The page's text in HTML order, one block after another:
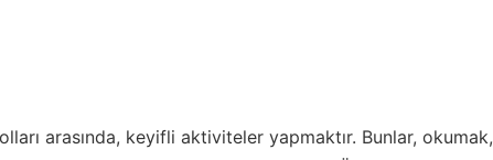
arasında, keyifli aktiviteler yapmaktır. Bunlar, okumak,